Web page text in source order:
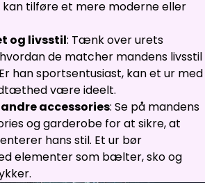
tilføre et mere moderne eller
og livsstil: Tænk over urets
de matcher mandens livsstil
han sportsentusiast, kan et ur med
være ideelt.
accessories: Se på mandens
og garderobe for at sikre, at
hans stil. Et ur bør
elementer som bælter, sko og